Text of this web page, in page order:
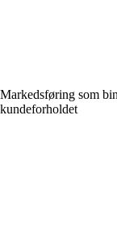
Markedsføring som
kundeforholdet